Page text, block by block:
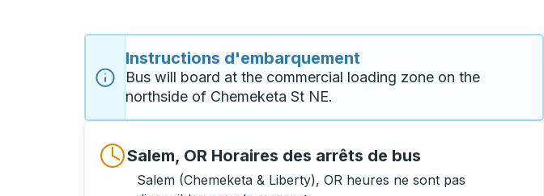
Instructions d'embarquement
Bus will board at the commercial loading zone on the
northside of Chemeketa St NE.
Salem, OR Horaires des arrêts de bus
Salem (Chemeketa & Liberty), OR heures ne sont pas